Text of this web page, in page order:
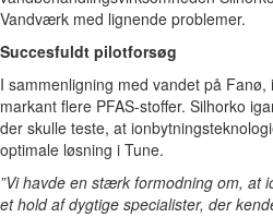
Vandværk med lignende problemer.
Succesfuldt pilotforsøg
I sammenligning med vandet på
markant flere PFAS-stoffer. Silhorko
der skulle teste, at
optimale løsning i Tune.
”Vi havde en stærk formodning om, at
et hold af dygtige specialister, der